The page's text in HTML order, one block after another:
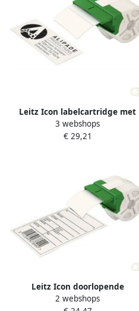
Leitz Icon labelcartridge met
gestanste grote adreslabels ft 36
x 88 mm 600 labels
3 webshops
€ 29,21
Leitz Icon doorlopende
labelcartridge papier voor labels
2 webshops